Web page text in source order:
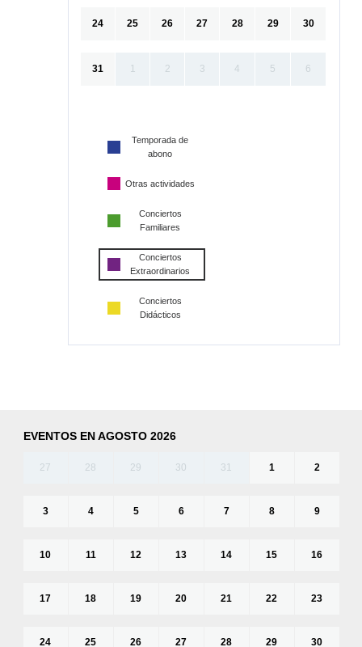
24 25 26 27 28 29 30
31 1 2 3 4 5 6
Temporada de
abono
Otras actividades
Conciertos
Familiares
Conciertos
Extraordinarios
Conciertos
Didácticos
EVENTOS EN AGOSTO 2026
27 28 29 30 31 1 2
3 4 5 6 7 8 9
10 11 12 13 14 15 16
17 18 19 20 21 22 23
24 25 26 27 28 29 30